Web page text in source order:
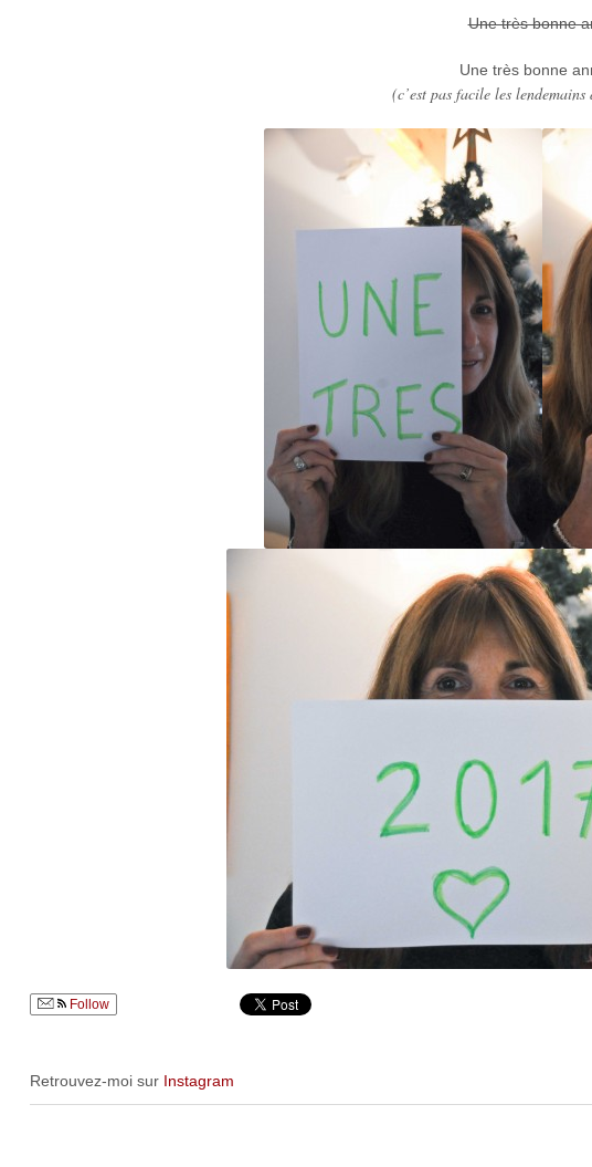
Une très bonne
Une très bonne
(c’est pas facile les
Follow
Retrouvez-moi sur Instagram